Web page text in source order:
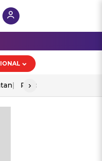
Piala Aff 2026
›